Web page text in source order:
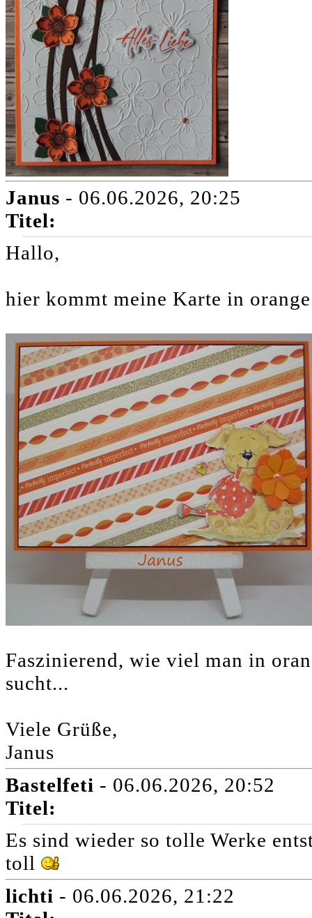
Janus - 06.06.2026, 20:25
Titel:
Hallo,
hier kommt meine Karte in
Faszinierend, wie viel man in
sucht...
Viele Grüße,
Janus
Bastelfeti - 06.06.2026, 20:52
Titel:
Es sind wieder so tolle Werke
toll
lichti - 06.06.2026, 21:22